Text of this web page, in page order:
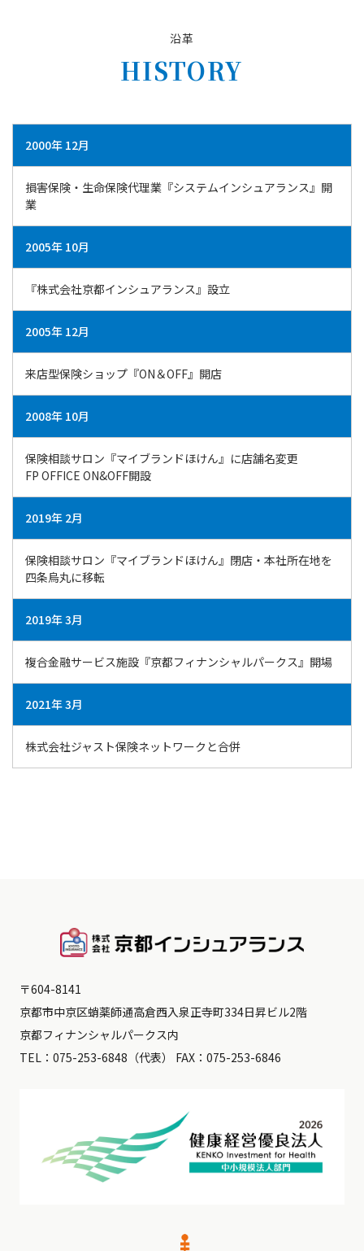
沿革
HISTORY
2000年 12月
損害保険・生命保険代理業『システムインシュアランス』開
業
2005年 10月
『株式会社京都インシュアランス』設立
2005年 12月
来店型保険ショップ『ON＆OFF』開店
2008年 10月
保険相談サロン『マイブランドほけん』に店舗名変更
​​​​​​​FP OFFICE ON&OFF開設
2019年 2月
保険相談サロン『マイブランドほけん』閉店・本社所在地を
四条烏丸に移転
2019年 3月
複合金融サービス施設『京都フィナンシャルパークス』開場
2021年 3月
株式会社ジャスト保険ネットワークと合併
〒604-8141
京都市中京区蛸薬師通高倉西入泉正寺町334日昇ビル2階
京都フィナンシャルパークス内
TEL： 075-253-6848 （代表） FAX：075-253-6846